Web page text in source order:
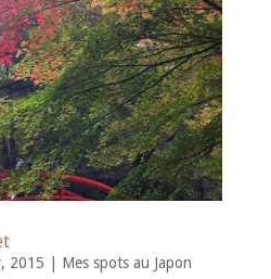
2015 Mes spots au Japon